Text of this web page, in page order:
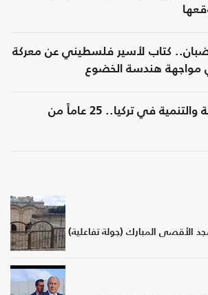
كتاب لأسير فلسطيني عن معركة
مواجهة هندسة الخضوع
حزب العدالة والتنمية في تركيا.. 25 عاماً من
الأقصى المبارك (جولة تفاعلية)